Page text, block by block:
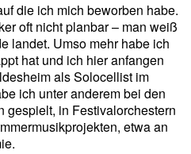
die ich mich beworben habe.
oft nicht planbar – man weiß
landet. Umso mehr habe ich
hat und ich hier anfangen
als Solocellist im
ich unter anderem bei den
gespielt, in Festivalorchestern
etwa an